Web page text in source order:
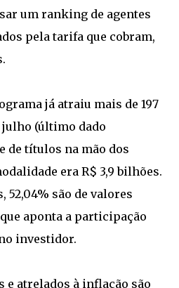
um ranking de agentes
pela tarifa que cobram,
já atraiu mais de 197
(último dado
de títulos na mão dos
era R$ 3,9 bilhões.
52,04% são de valores
aponta a participação
investidor.
atrelados à inflação são